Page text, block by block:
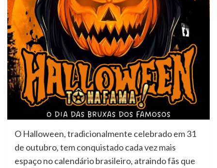
O Halloween, tradicionalmente celebrado em 31
de outubro, tem conquistado cada vez mais
espaço no calendário brasileiro, atraindo fãs que